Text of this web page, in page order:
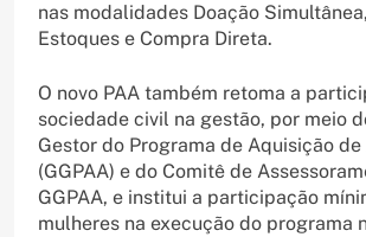
nas modalidades Doação
Estoques e Compra Direta.
O novo PAA também retoma a
sociedade civil na gestão, por meio
Gestor do Programa de Aquisição
(GGPAA) e do Comitê de
GGPAA, e institui a participação
mulheres na execução do programa